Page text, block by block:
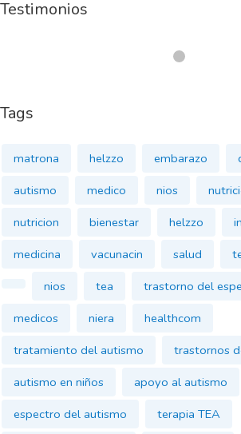
Testimonios
Tags
matrona helzzo embarazo
autismo
medico nios
nutricion
bienestar helzzo
medicina
vacunacin salud
nios
tea
trastorno del
medicos
niera
healthcom
tratamiento del autismo
trastornos
autismo en niños
apoyo al autismo
espectro del autismo
terapia TEA